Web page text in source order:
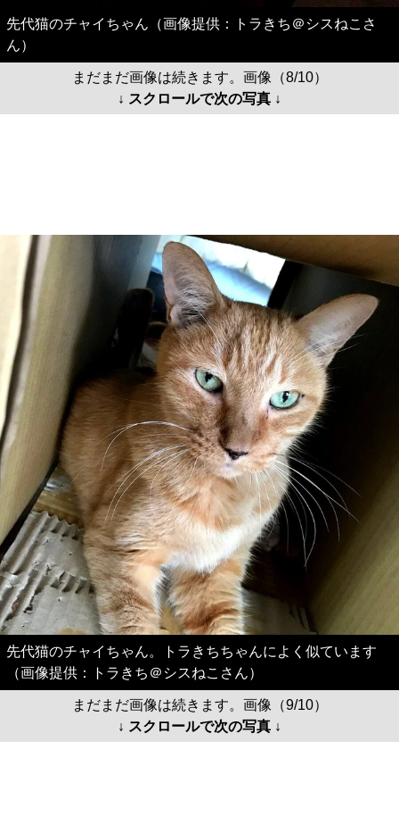
先代猫のチャイちゃん（画像提供：トラきち＠シスねこさ
ん）
まだまだ画像は続きます。画像（8/10）
↓ スクロールで次の写真 ↓
先代猫のチャイちゃん。トラきちちゃんによく似ています
（画像提供：トラきち＠シスねこさん）
まだまだ画像は続きます。画像（9/10）
↓ スクロールで次の写真 ↓